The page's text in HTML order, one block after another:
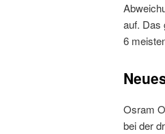
auf. Das
6
Osram
bei der